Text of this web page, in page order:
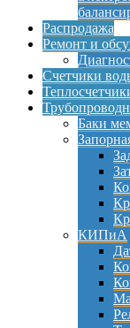
Распродажа
Ремонт и
Счетчики
Баки
КИПиА